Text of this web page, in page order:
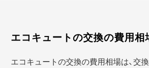
エコキュートの交換の費用相
エコキュートの交換の費用相場は、交